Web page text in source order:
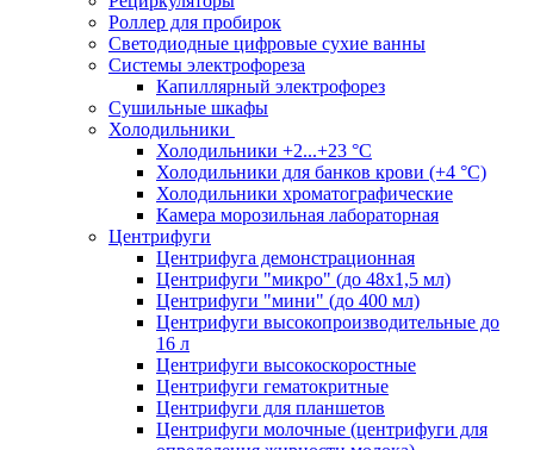
Роллер для пробирок
Светодиодные цифровые сухие ванны
Системы электрофореза
Капиллярный электрофорез
Сушильные шкафы
Холодильники
Холодильники +2...+23 °С
Холодильники для банков крови (+4 °С)
Холодильники хроматографические
Камера морозильная лабораторная
Центрифуги
Центрифуга демонстрационная
Центрифуги "микро" (до 48x1,5 мл)
Центрифуги "мини" (до 400 мл)
Центрифуги высокопроизводительные до
16 л
Центрифуги высокоскоростные
Центрифуги гематокритные
Центрифуги для планшетов
Центрифуги молочные (центрифуги для